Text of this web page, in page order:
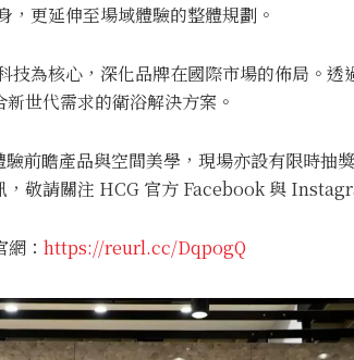
更延伸至場域體驗的整體規劃。
為核心，深化品牌在國際市場的佈局。透
世代需求的衛浴解決方案。
前瞻產品與空間美學，現場亦設有限時抽
，敬請關注 HCG 官方 Facebook 與
： https://reurl.cc/DqpogQ